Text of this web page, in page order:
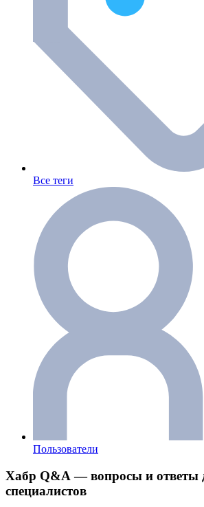
Все теги
Пользователи
Хабр Q&A — вопросы и ответы
специалистов